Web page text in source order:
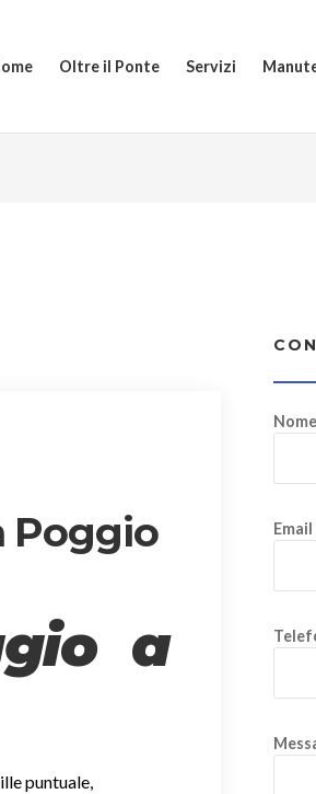
Oltre il Ponte Servizi
Poggio
a
puntuale,
Nome